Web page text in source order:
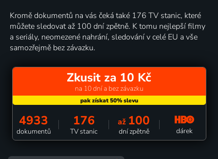
Kromě dokumentů na vás čeká také 176 TV stanic, které
můžete sledovat až 100 dní zpětně. K tomu nejlepší filmy
a seriály, neomezené nahrání, sledování v celé EU a vše
samozřejmě bez závazku.
Zkusit za 10 Kč
na 10 dní a bez závazku
4933
dokumentů
176
TV stanic
až 100
dní zpětně dárek